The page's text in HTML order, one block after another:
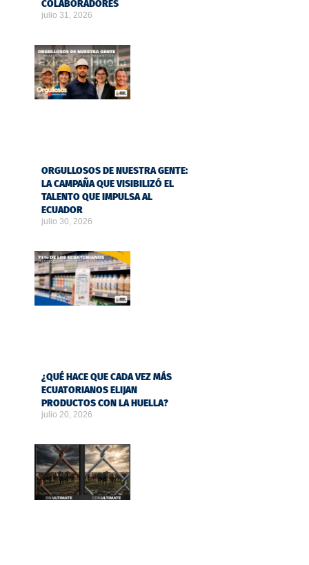
COLABORADORES
julio 31, 2026
ORGULLOSOS DE NUESTRA GENTE:
LA CAMPAÑA QUE VISIBILIZÓ EL
TALENTO QUE IMPULSA AL
ECUADOR
julio 30, 2026
¿QUÉ HACE QUE CADA VEZ MÁS
ECUATORIANOS ELIJAN
PRODUCTOS CON LA HUELLA?
julio 20, 2026